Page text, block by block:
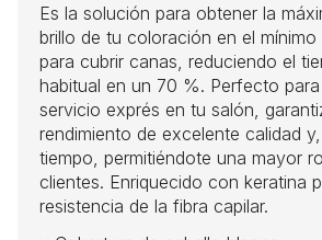
Es la solución para obtener la
brillo de tu coloración en el mínimo
para cubrir canas, reduciendo el
habitual en un 70 %. Perfecto
servicio exprés en tu salón,
rendimiento de excelente calidad
tiempo, permitiéndote una mayor
clientes. Enriquecido con keratina
resistencia de la fibra capilar.